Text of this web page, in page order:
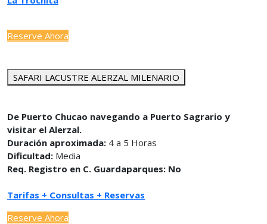
Reserve Ahora
SAFARI LACUSTRE ALERZAL MILENARIO
De Puerto Chucao navegando a Puerto Sagrario y
visitar el Alerzal.
Duración aproximada: 4 a 5 Horas
Dificultad: Media
Req. Registro en C. Guardaparques: No
Tarifas + Consultas + Reservas
Reserve Ahora